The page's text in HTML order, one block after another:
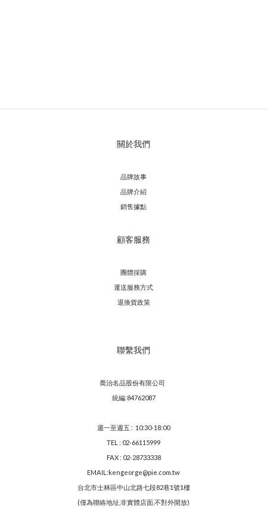
關於我們
品牌故事
品牌介紹
銷售據點
顧客服務
團體採購
運送服務方式
退換貨政策
聯繫我們
喬治名品股份有限公司
統編:84762087
週一至週五 : 10:30-18:00
TEL : 02-66115999
FAX : 02-28733338
EMAIL:kengeorge@pie.com.tw
台北市士林區中山北路七段82巷1號1樓
(僅為聯絡地址,非實體店面,不對外開放)